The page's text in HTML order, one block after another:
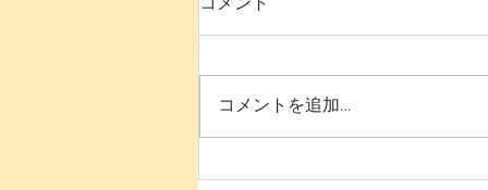
8月の予定です
コメント
コメントを追加…